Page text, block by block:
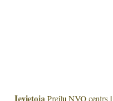
IevietojaPreiļu NVO centrs |